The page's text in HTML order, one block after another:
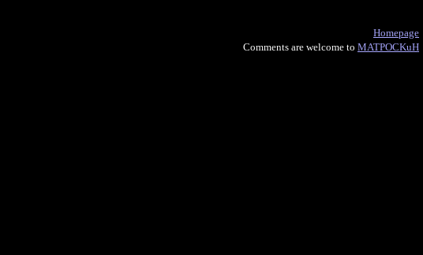
Homepage
Comments are welcome to MATPOCKuH